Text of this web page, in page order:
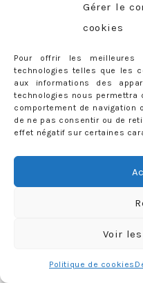
Gérer le
cookies
Pour offrir les meilleures
technologies telles que les
aux informations des
technologies nous permettra
comportement de navigation
de ne pas consentir ou de
effet négatif sur certaines
Voir
Politique de cookies
Ma journée s’est
Marais, où j’ai pu
blanches de toute ma life.
Mon samedi a
puisqu’avec mes amies
Hint Hunt
,
super excitant puisque